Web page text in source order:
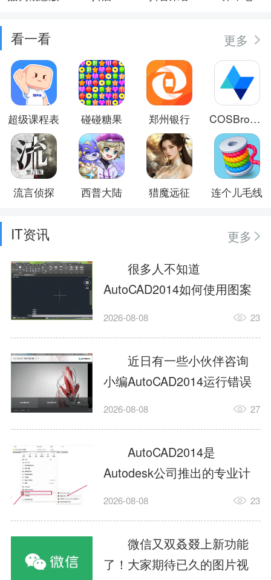
看一看 更多
超级课程表 碰碰糖果 郑州银行 COSBrowser
流言侦探 西普大陆 猎魔远征 连个儿毛线
IT资讯
更多
很多人不知道
AutoCAD2014如何使用图案
填充?今日为你们带来的文章
用图案填充的内容，还有不
清楚小伙伴和小编一起去学
习一下吧。1.打开
AutoCAD2014这款软件，进
入AutoCAD2014的操作界
面，如图所示：2.在该界面内
找到矩形选项，如图所示：3.
点击矩...
2026-08-08 23
近日有一些小伙伴咨询
小编AutoCAD2014运行错误
怎么办?下面就为大家带来了
办的解决方法，有需要的小
伙伴可以来了解了解哦。1.打
开控制面板，选择
AutodeskAutoCAD2014。2.
等AutodeskAutoCAD2014的
安装程序加载完毕。3.选择添
加/...
2026-08-08 27
AutoCAD2014是
Autodesk公司推出的专业计
算机辅助设计（CAD）软
子、建筑、服装等多个工程
与设计领域。作为行业标准
工具之一，它提供了强大的
2026-08-08 23
微信又双叒叕上新功能
了！大家期待已久的图片视